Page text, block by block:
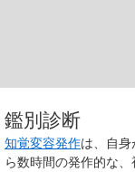
鑑別診断
知覚変容発作は、自
ら数時間の発作的な